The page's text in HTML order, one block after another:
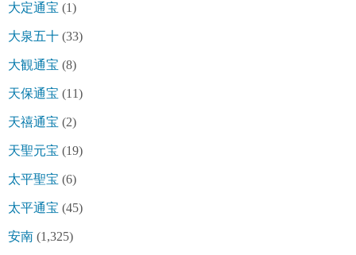
大定通宝 (1)
大泉五十 (33)
大観通宝 (8)
天保通宝 (11)
天禧通宝 (2)
天聖元宝 (19)
太平聖宝 (6)
太平通宝 (45)
安南 (1,325)